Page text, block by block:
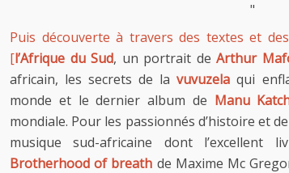
"
Puis découverte à travers des textes et des
[l’Afrique du Sud, un portrait de Arthur
africain, les secrets de lavuvuzela qui
monde et le dernier album de Manu
mondiale. Pour les passionnés d’histoire et
musique sud-africaine dont l’excellent
Brotherhood of breath de Maxime Mc